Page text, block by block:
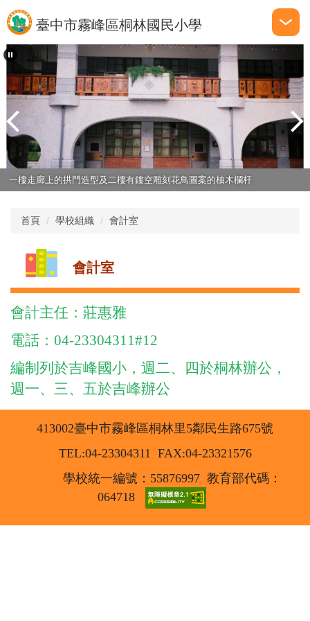
跳
到
要
容
區
臺中市霧峰區桐林國民小學
一樓走廊上的拱門造型及二樓有鏤空雕刻花鳥圖案的柚木欄杆
首頁 學校組織 會計室
會計室
會計主任：莊惠雅
電話：04-23304311#12
編制列於吉峰國小，週二、四於桐林辦公，
週一、三、五於吉峰辦公
413002臺中市霧峰區桐林里5鄰民生路675號
TEL:04-23304311 FAX:04-23321576
學校統一編號：55876997 教育部代碼：
064718